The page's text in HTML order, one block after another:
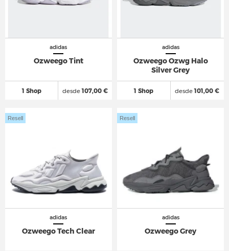
adidas
Ozweego Tint
1 Shop desde107,00 €
adidas
Ozweego Ozwg Halo
Silver Grey
1 Shop desde101,00 €
adidas
Ozweego Tech Clear
Resell
adidas
Ozweego Grey
Resell